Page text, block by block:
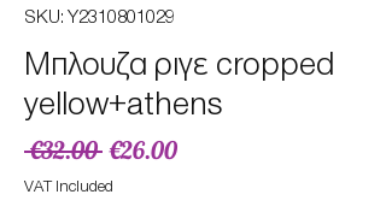
SKU: Υ2310801029
Mπλουζα ριγε cropped
yellow+athens
€32.00 Regular
Price
€26.00Sale
VAT Included